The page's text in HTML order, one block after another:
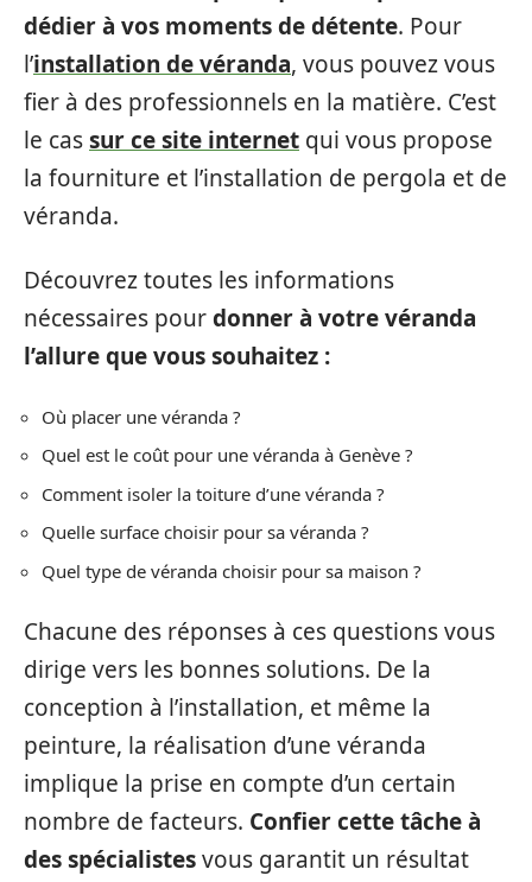
dédier à vos moments de détente. Pour
l’installation de véranda, vous pouvez vous
fier à des professionnels en la matière. C’est
le cassur ce site internet qui vous propose
la fourniture et l’installation de pergola et de
véranda.
Découvrez toutes les informations
nécessaires pourdonner à votre véranda
l’allure que vous souhaitez :
Où placer une véranda ?
Quel est le coût pour une véranda à Genève ?
Comment isoler la toiture d’une véranda ?
Quelle surface choisir pour sa véranda ?
Quel type de véranda choisir pour sa maison ?
Chacune des réponses à ces questions vous
dirige vers les bonnes solutions. De la
conception à l’installation, et même la
peinture, la réalisation d’une véranda
implique la prise en compte d’un certain
nombre de facteurs. Confier cette tâche à
des spécialistesvous garantit un résultat